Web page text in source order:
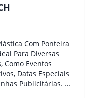
Com Ponteira
Para Diversas
Como Eventos
Datas Especiais
Publicitárias. O